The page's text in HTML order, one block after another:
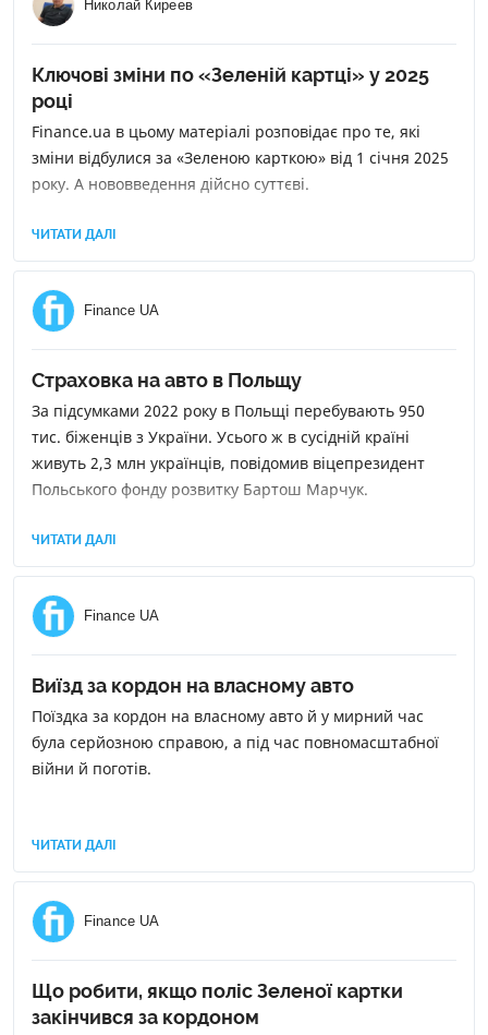
Николай Киреев
Ключові зміни по «Зеленій картці» у 2025
році
Finance.ua в цьому матеріалі розповідає про те, які
зміни відбулися за «Зеленою карткою» від 1 січня 2025
року. А нововведення дійсно суттєві.
ЧИТАТИ ДАЛІ
Finance UA
Страховка на авто в Польщу
За підсумками 2022 року в Польщі перебувають 950
тис. біженців з України. Усього ж в сусідній країні
живуть 2,3 млн українців, повідомив віцепрезидент
Польського фонду розвитку Бартош Марчук.
ЧИТАТИ ДАЛІ
Finance UA
Виїзд за кордон на власному авто
Поїздка за кордон на власному авто й у мирний час
була серйозною справою, а під час повномасштабної
війни й поготів.
ЧИТАТИ ДАЛІ
Finance UA
Що робити, якщо поліс Зеленої картки
закінчився за кордоном